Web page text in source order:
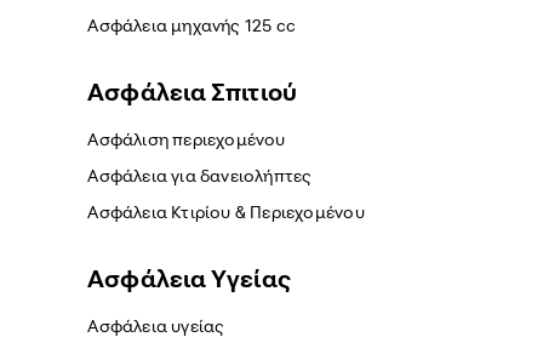
Ασφάλεια μηχανής 125 cc
Ασφάλεια Σπιτιού
Ασφάλιση περιεχομένου
Ασφάλεια για δανειολήπτες
Ασφάλεια Κτιρίου & Περιεχομένου
Ασφάλεια Yγείας
Ασφάλεια υγείας